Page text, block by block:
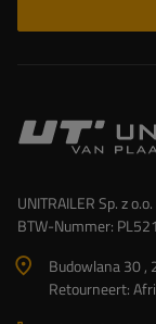
UNITRAILER Sp. z o.o.
BTW-Nummer:
Budowlana 30 ,
Retourneert: